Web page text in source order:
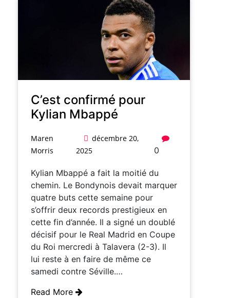
C’est confirmé pour
Kylian Mbappé
Maren
Morris
décembre 20,
2025
0
Kylian Mbappé a fait la moitié du
chemin. Le Bondynois devait marquer
quatre buts cette semaine pour
s’offrir deux records prestigieux en
cette fin d’année. Il a signé un doublé
décisif pour le Real Madrid en Coupe
du Roi mercredi à Talavera (2-3). Il
lui reste à en faire de même ce
samedi contre Séville.…
Read More